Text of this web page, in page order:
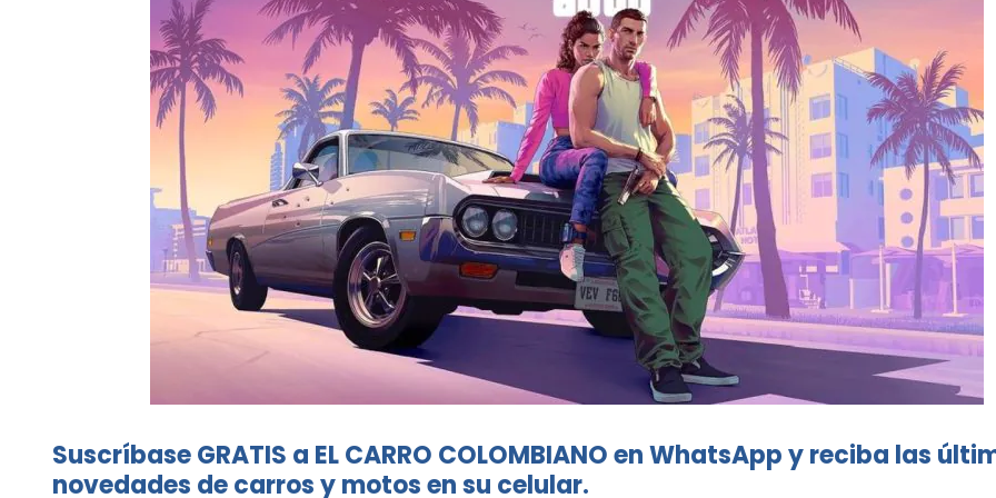
Suscríbase GRATIS a EL CARRO COLOMBIANO en WhatsApp y reciba las
novedades de carros y motos en su celular.